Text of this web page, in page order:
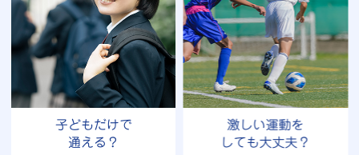
子どもだけで
通える？
激しい運動を
しても大丈夫？